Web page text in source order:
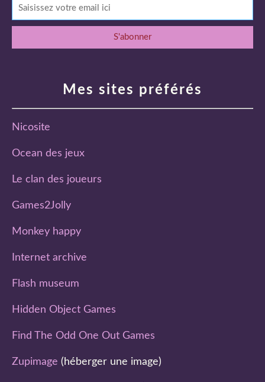
Mes sites préférés
Nicosite
Ocean des jeux
Le clan des joueurs
Games2Jolly
Monkey happy
Internet archive
Flash museum
Hidden Object Games
Find The Odd One Out Games
Zupimage (héberger une image)